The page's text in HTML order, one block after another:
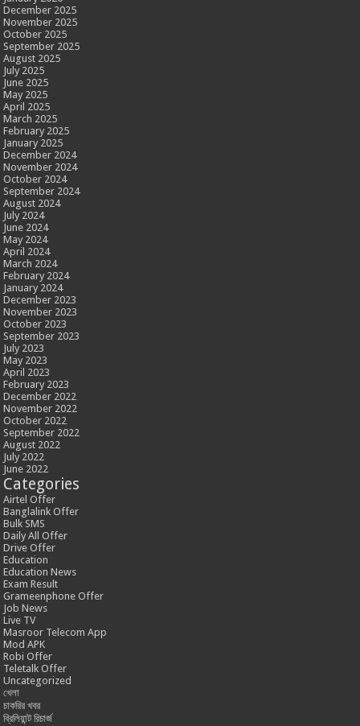
December 2025
November 2025
October 2025
September 2025
August 2025
July 2025
June 2025
May 2025
April 2025
March 2025
February 2025
January 2025
December 2024
November 2024
October 2024
September 2024
August 2024
July 2024
June 2024
May 2024
April 2024
March 2024
February 2024
January 2024
December 2023
November 2023
October 2023
September 2023
July 2023
May 2023
April 2023
February 2023
December 2022
November 2022
October 2022
September 2022
August 2022
July 2022
June 2022
Categories
Airtel Offer
Banglalink Offer
Bulk SMS
Daily All Offer
Drive Offer
Education
Education News
Exam Result
Grameenphone Offer
Job News
Live TV
Masroor Telecom App
Mod APK
Robi Offer
Teletalk Offer
Uncategorized
খেলা
চাকরির খবর
ব্রিলিয়ান্ট রিচার্জ